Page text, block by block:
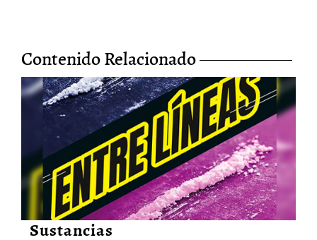
Contenido Relacionado
Entre líneas, el último libro de
Julián Quintero
Sustancias